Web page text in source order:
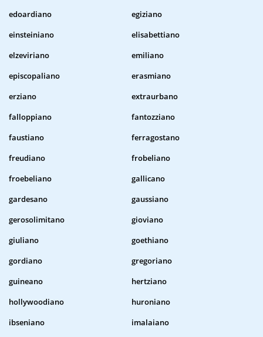
edoardiano
egiziano
einsteiniano
elisabettiano
elzeviriano
emiliano
episcopaliano
erasmiano
erziano
extraurbano
falloppiano
fantozziano
faustiano
ferragostano
freudiano
frobeliano
froebeliano
gallicano
gardesano
gaussiano
gerosolimitano
gioviano
giuliano
goethiano
gordiano
gregoriano
guineano
hertziano
hollywoodiano
huroniano
ibseniano
imalaiano